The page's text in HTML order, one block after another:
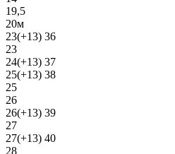
19,5
20м
23(+13) 36
23
24(+13) 37
25(+13) 38
25
26
26(+13) 39
27
27(+13) 40
28